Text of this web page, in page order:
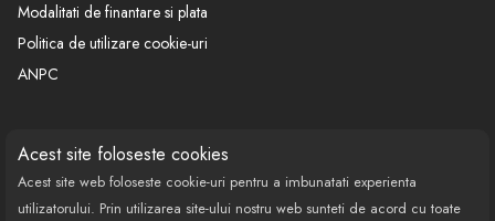
Acest site foloseste cookies
Acest site web foloseste cookie-uri pentru a imbunatati experienta
utilizatorului. Prin utilizarea site-ului nostru web sunteti de acord cu toate
Modalitati de finantare si plata
Politica de utilizare cookie-uri
ANPC
CONTACT
Call Center: 0377 100 941